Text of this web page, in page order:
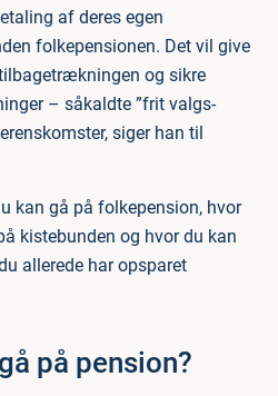
af deres egen
folkepensionen. Det vil give
og sikre
– såkaldte ”frit valgs-
siger han til
kan gå på folkepension, hvor
kistebunden og hvor du kan
allerede har opsparet
på pension?